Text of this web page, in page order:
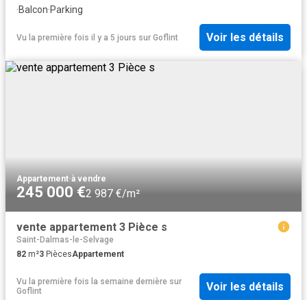
·Balcon·Parking
Vu la première fois il y a 5 jours sur Goflint Voir les détails
Appartement·à vendre
245 000 €2 987 €/m²
vente appartement 3 Pièce s
Saint-Dalmas-le-Selvage
82 m²3 PiècesAppartement
Vu la première fois la semaine dernière sur
Goflint
Voir les détails